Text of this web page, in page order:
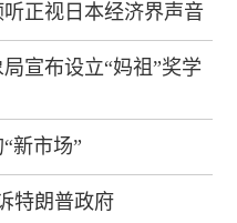
正视日本经济界声音
宣布设立“妈祖”奖学
新市场”
特朗普政府